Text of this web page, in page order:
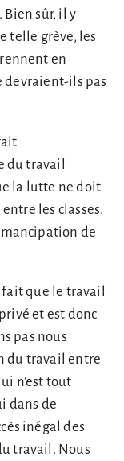
Bien sûr, il y
telle grève, les
en
devraient-ils pas
du travail
la lutte ne doit
les classes.
de
que le travail
et est donc
pas nous
du travail entre
n’est tout
dans de
inégal des
travail. Nous